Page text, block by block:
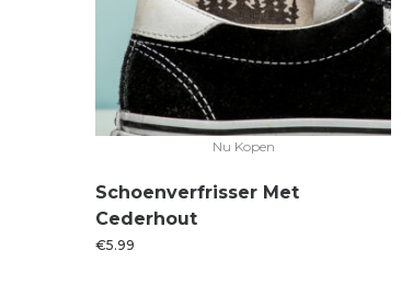
Nu Kopen
Schoenverfrisser Met
Cederhout
€5.99